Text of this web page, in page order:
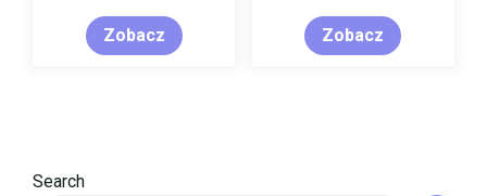
Zobacz Zobacz
Search